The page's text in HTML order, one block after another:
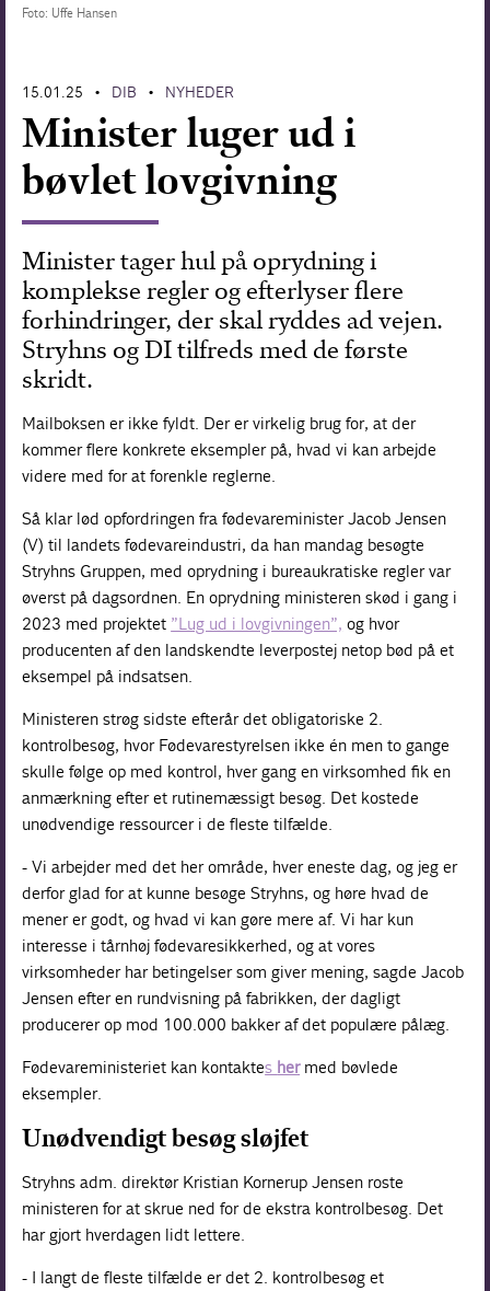
Foto: Uffe Hansen
15.01.25 • DIB • NYHEDER
Minister luger ud i
bøvlet lovgivning
Minister tager hul på oprydning i
komplekse regler og efterlyser flere
forhindringer, der skal ryddes ad vejen.
Stryhns og DI tilfreds med de første
skridt.
Mailboksen er ikke fyldt. Der er virkelig brug for, at der
kommer flere konkrete eksempler på, hvad vi kan arbejde
videre med for at forenkle reglerne.
Så klar lød opfordringen fra fødevareminister Jacob Jensen
(V) til landets fødevareindustri, da han mandag besøgte
Stryhns Gruppen, med oprydning i bureaukratiske regler var
øverst på dagsordnen. En oprydning ministeren skød i gang i
2023 med projektet ”Lug ud i lovgivningen”, og hvor
producenten af den landskendte leverpostej netop bød på et
eksempel på indsatsen.
Ministeren strøg sidste efterår det obligatoriske 2.
kontrolbesøg, hvor Fødevarestyrelsen ikke én men to gange
skulle følge op med kontrol, hver gang en virksomhed fik en
anmærkning efter et rutinemæssigt besøg. Det kostede
unødvendige ressourcer i de fleste tilfælde.
- Vi arbejder med det her område, hver eneste dag, og jeg er
derfor glad for at kunne besøge Stryhns, og høre hvad de
mener er godt, og hvad vi kan gøre mere af. Vi har kun
interesse i tårnhøj fødevaresikkerhed, og at vores
virksomheder har betingelser som giver mening, sagde Jacob
Jensen efter en rundvisning på fabrikken, der dagligt
producerer op mod 100.000 bakker af det populære pålæg.
Fødevareministeriet kan kontaktes her med bøvlede
eksempler.
Unødvendigt besøg sløjfet
Stryhns adm. direktør Kristian Kornerup Jensen roste
ministeren for at skrue ned for de ekstra kontrolbesøg. Det
har gjort hverdagen lidt lettere.
- I langt de fleste tilfælde er det 2. kontrolbesøg et